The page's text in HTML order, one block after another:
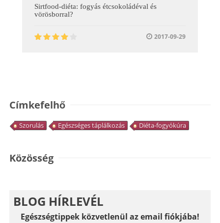
Sirtfood-diéta: fogyás étcsokoládéval és
vörösborral?
2017-09-29
Címkefelhő
Szorulás Egészséges táplálkozás Diéta-fogyókúra
Közösség
BLOG HÍRLEVÉL
Egészségtippek közvetlenül az email fiókjába!